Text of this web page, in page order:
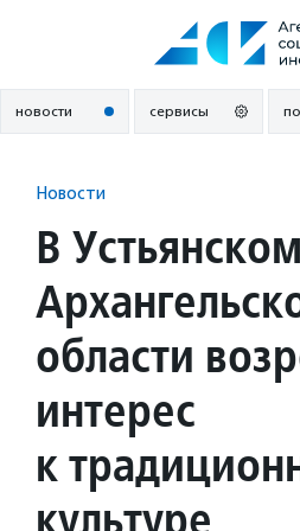
новости сервисы
Новости
В
области
интерес
к
культуре